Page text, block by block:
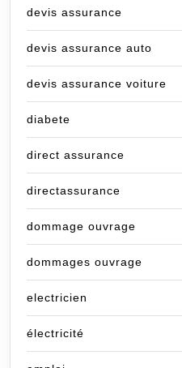
devis assurance
devis assurance auto
devis assurance voiture
diabete
direct assurance
directassurance
dommage ouvrage
dommages ouvrage
electricien
électricité